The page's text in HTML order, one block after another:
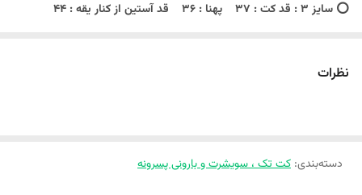
⭕️ سایز ۳ : قد کت : 37 پهنا : ۳۶ قد آستین از کنار یقه : ۴۴
واسه کوچولوهای نازتون‌🥲❤️ melokids.ir@
نظرات
دسته‌بندی: کت تک ، سویشرت و بارونی پسرونه